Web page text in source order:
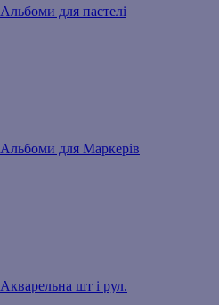
Альбоми для пастелі
Альбоми для Маркерів
Акварельна шт і рул.